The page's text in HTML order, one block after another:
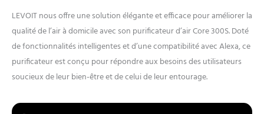
LEVOIT nous offre une solution élégante et efficace pour améliorer la
qualité de l’air à domicile avec son purificateur d’air Core 300S. Doté
de fonctionnalités intelligentes et d’une compatibilité avec Alexa, ce
purificateur est conçu pour répondre aux besoins des utilisateurs
soucieux de leur bien-être et de celui de leur entourage.